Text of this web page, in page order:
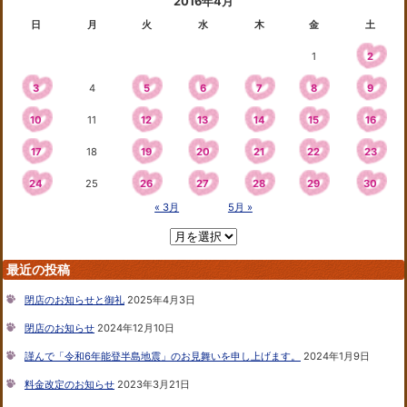
日 月 火 水 木 金 土
1 2
3 4 5 6 7 8 9
10 11 12 13 14 15 16
17 18 19 20 21 22 23
24 25 26 27 28 29
30
« 3月
5月 »
最近の投稿
閉店のお知らせと御礼 2025年4月3日
閉店のお知らせ 2024年12月10日
謹んで「令和6年能登半島地震」のお見舞いを申し上げます。 2024年1月9日
料金改定のお知らせ 2023年3月21日